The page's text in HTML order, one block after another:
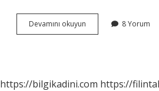
Devamını okuyun
Ne
8 Yorum
https://bilgikadini.com https://